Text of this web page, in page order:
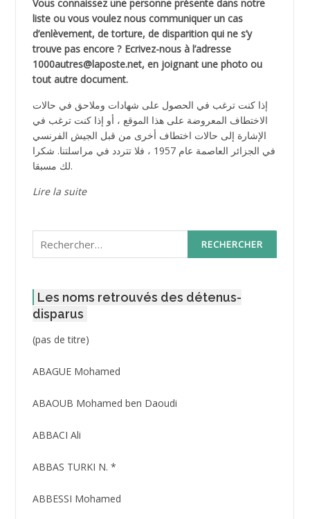
Vous connaissez une personne présente dans notre
liste ou vous voulez nous communiquer un cas
d’enlèvement, de torture, de disparition qui ne s’y
trouve pas encore ? Ecrivez-nous à l’adresse
1000autres@laposte.net, en joignant une photo ou
tout autre document.
إذا كنت ترغب في الحصول على شهادات وملاحق في حالات
الاختطاف المعروضة على هذا الموقع ، أو إذا كنت ترغب في
الإشارة إلى حالات اختطاف أخرى من قبل الجيش الفرنسي
في الجزائر العاصمة عام 1957 ، فلا تتردد في مراسلتنا. شكرا
لك مسبقا.
Lire la suite
Rechercher :
Les noms retrouvés des détenus-
disparus
(pas de titre)Post
3416
ABAGUE Mohamed
ABAOUB Mohamed ben Daoudi
ABBACI Ali
ABBAS TURKI N. *
ABBESSI Mohamed